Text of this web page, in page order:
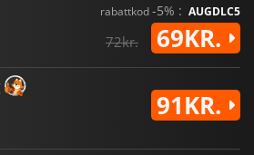
rabattkod-5% : AUGDLC5
72kr. 69KR.
91KR.